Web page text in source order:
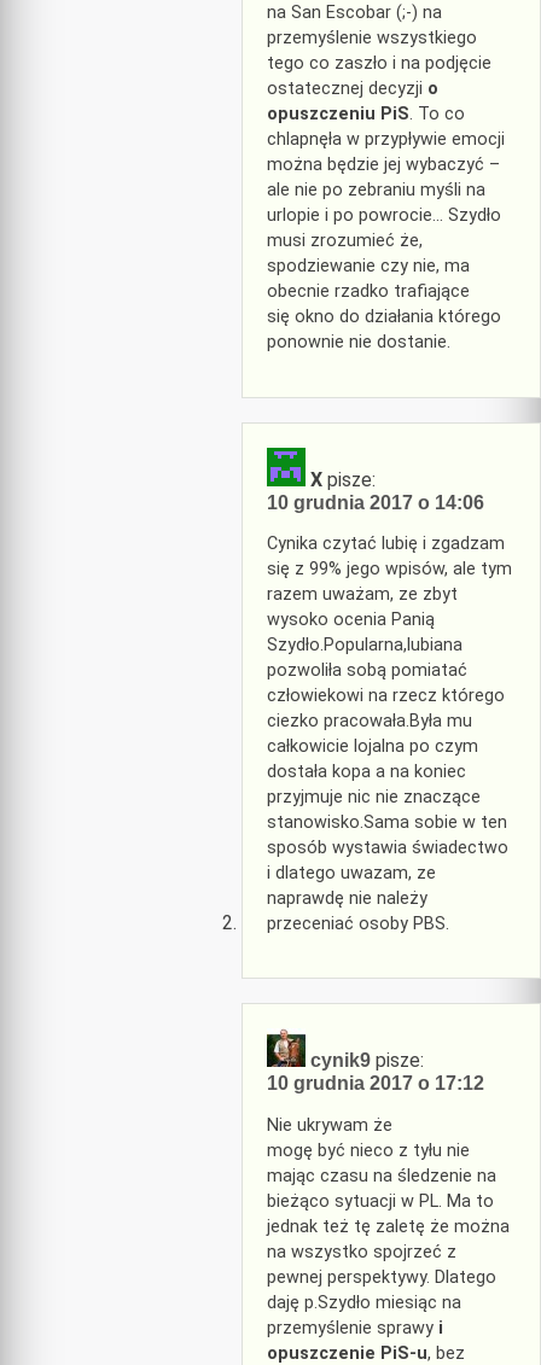
na San Escobar (;-) na
przemyślenie wszystkiego
tego co zaszło i na podjęcie
ostatecznej decyzji o
opuszczeniu PiS. To co
chlapnęła w przypływie emocji
można będzie jej wybaczyć –
ale nie po zebraniu myśli na
urlopie i po powrocie… Szydło
musi zrozumieć że,
spodziewanie czy nie, ma
obecnie rzadko trafiające
się okno do działania którego
ponownie nie dostanie.
X pisze:
10 grudnia 2017 o 14:06
Cynika czytać lubię i zgadzam
się z 99% jego wpisów, ale tym
razem uważam, ze zbyt
wysoko ocenia Panią
Szydło.Popularna,lubiana
pozwoliła sobą pomiatać
człowiekowi na rzecz którego
ciezko pracowała.Była mu
całkowicie lojalna po czym
dostała kopa a na koniec
przyjmuje nic nie znaczące
stanowisko.Sama sobie w ten
sposób wystawia świadectwo
i dlatego uwazam, ze
naprawdę nie należy
przeceniać osoby PBS.
cynik9 pisze:
10 grudnia 2017 o 17:12
Nie ukrywam że
mogę być nieco z tyłu nie
mając czasu na śledzenie na
bieżąco sytuacji w PL. Ma to
jednak też tę zaletę że można
na wszystko spojrzeć z
pewnej perspektywy. Dlatego
daję p.Szydło miesiąc na
przemyślenie sprawy i
opuszczenie PiS-u, bez